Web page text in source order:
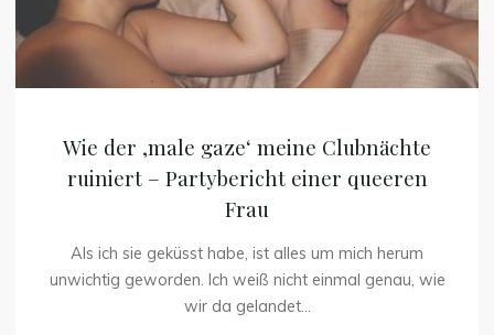
Partybericht
einer
Wie der ‚male gaze‘ meine Clubnächte
ruiniert – Partybericht einer queeren
Frau
Als ich sie geküsst habe, ist alles um mich herum
unwichtig geworden. Ich weiß nicht einmal genau, wie
wir da gelandet...